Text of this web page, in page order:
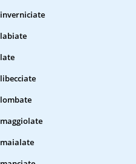
inverniciate
labiate
late
libecciate
lombate
maggiolate
maialate